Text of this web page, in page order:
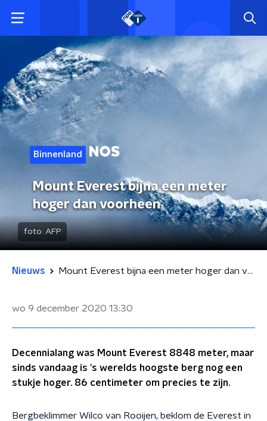
Binnenland
Mount Everest bijna een meter
hoger dan voorheen
foto: AFP
Nieuws Mount Everest bijna een meter hoger dan voorheen
wo 9 december 2020 13:30
Decennialang was Mount Everest 8848 meter, maar
sinds vandaag is 's werelds hoogste berg nog een
stukje hoger. 86 centimeter om precies te zijn.
Bergbeklimmer Wilco van Rooijen, beklom de Everest in